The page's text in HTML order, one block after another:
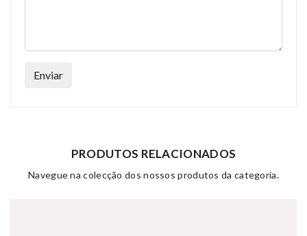
Enviar
PRODUTOS RELACIONADOS
Navegue na colecção dos nossos produtos da categoria.